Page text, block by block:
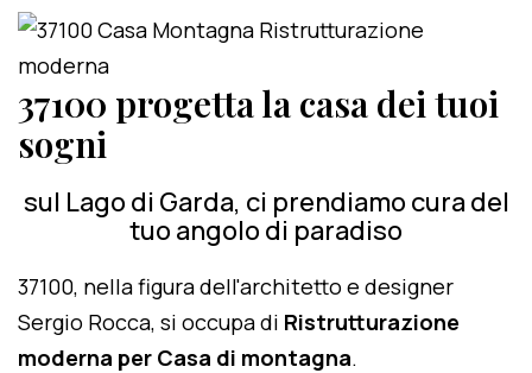
37100 progetta la casa dei tuoi
sogni
sul Lago di Garda, ci prendiamo cura del
tuo angolo di paradiso
37100, nella figura dell'architetto e designer
Sergio Rocca, si occupa di Ristrutturazione
moderna per Casa di montagna.